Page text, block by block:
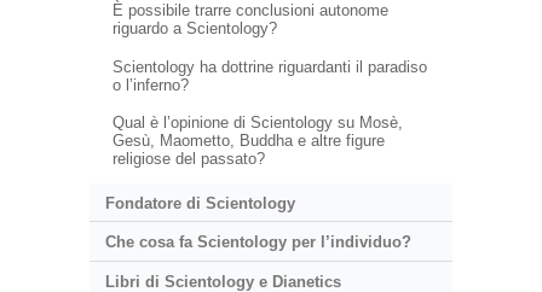
È possibile trarre conclusioni autonome
riguardo a Scientology?
Scientology ha dottrine riguardanti il paradiso
o l’inferno?
Qual è l’opinione di Scientology su Mosè,
Gesù, Maometto, Buddha e altre figure
religiose del passato?
Fondatore di Scientology
Che cosa fa Scientology per l’individuo?
Libri di Scientology e Dianetics